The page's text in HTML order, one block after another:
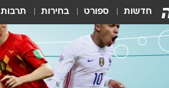
חדשות ספורט בחירות תרבות